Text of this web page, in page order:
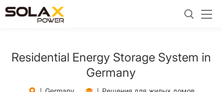
Residential Energy Storage System in
Germany